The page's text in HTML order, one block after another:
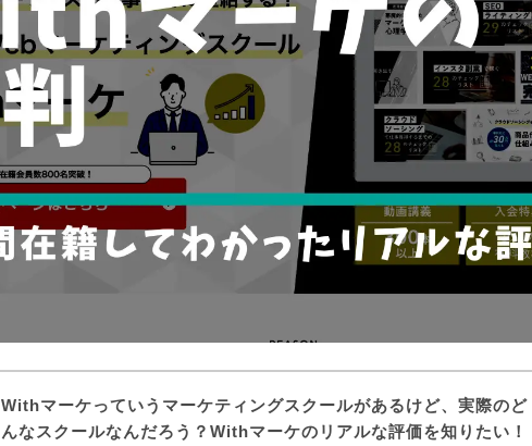
Withマーケっていうマーケティングスクールがあるけど、実際のど
んなスクールなんだろう？Withマーケのリアルな評価を知りたい！